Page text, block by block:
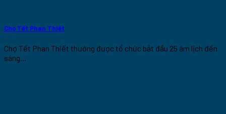
Chợ Tết Phan Thiết
Chợ Tết Phan Thiết thường được tổ chức bắt đầu 25 âm lịch đến
sáng...